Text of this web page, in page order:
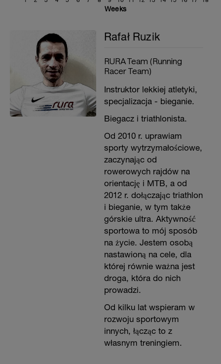
Weeks
Rafał Ruzik
RURA Team (Running
Racer Team)
Instruktor lekkiej atletyki,
specjalizacja - bieganie.
Biegacz i triathlonista.
Od 2010 r. uprawiam
sporty wytrzymałościowe,
zaczynając od
rowerowych rajdów na
orientację i MTB, a od
2012 r. dołączając triathlon
i bieganie, w tym także
górskie ultra. Aktywność
sportowa to mój sposób
na życie. Jestem osobą
nastawioną na cele, dla
której równie ważna jest
droga, która do nich
prowadzi.
Od kilku lat wspieram w
rozwoju sportowym
innych, łącząc to z
własnym treningiem.